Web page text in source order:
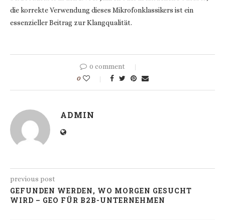
die korrekte Verwendung dieses Mikrofonklassikers ist ein
essenzieller Beitrag zur Klangqualität.
0 comment
0
ADMIN
previous post
GEFUNDEN WERDEN, WO MORGEN GESUCHT
WIRD – GEO FÜR B2B-UNTERNEHMEN